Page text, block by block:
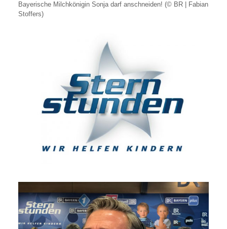
Bayerische Milchkönigin Sonja darf anschneiden! (© BR | Fabian
Stoffers)